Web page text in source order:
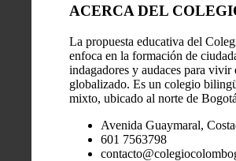
ACERCA DEL
La propuesta educativa del
enfoca en la formación de
indagadores y audaces para vivir
globalizado. Es un colegio
mixto, ubicado al norte de
Avenida Guaymaral,
601 7563798